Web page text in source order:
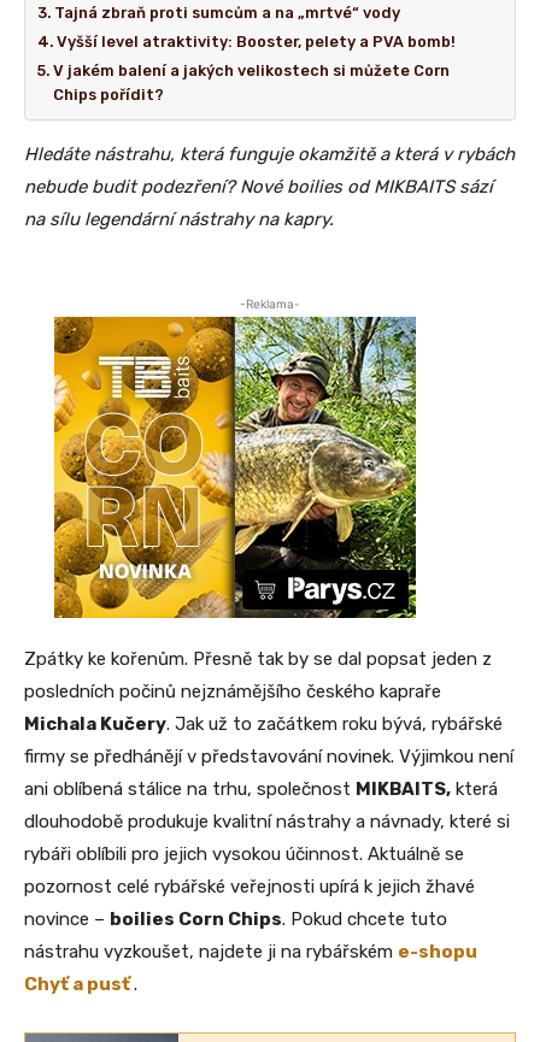
Tajná zbraň proti sumcům a na „mrtvé“ vody
Vyšší level atraktivity: Booster, pelety a PVA bomb!
V jakém balení a jakých velikostech si můžete Corn
Chips pořídit?
Hledáte nástrahu, která funguje okamžitě a která v rybách
nebude budit podezření? Nové boilies od MIKBAITS sází
na sílu legendární nástrahy na kapry.
-Reklama-
Zpátky ke kořenům. Přesně tak by se dal popsat jeden z
posledních počinů nejznámějšího českého kapraře
Michala Kučery. Jak už to začátkem roku bývá, rybářské
firmy se předhánějí v představování novinek. Výjimkou není
ani oblíbená stálice na trhu, společnost MIKBAITS, která
dlouhodobě produkuje kvalitní nástrahy a návnady, které si
rybáři oblíbili pro jejich vysokou účinnost. Aktuálně se
pozornost celé rybářské veřejnosti upírá k jejich žhavé
novince – boilies Corn Chips. Pokud chcete tuto
nástrahu vyzkoušet, najdete ji na rybářském e-shopu
Chyť a pusť.